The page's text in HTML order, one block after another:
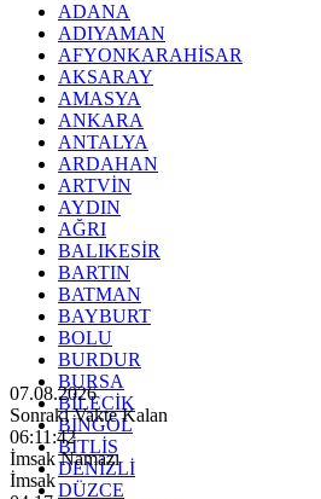
ADANA
ADIYAMAN
AFYONKARAHİSAR
AKSARAY
AMASYA
ANKARA
ANTALYA
ARDAHAN
ARTVİN
AYDIN
AĞRI
BALIKESİR
BARTIN
BATMAN
BAYBURT
BOLU
BURDUR
BURSA
BİLECİK
BİNGÖL
BİTLİS
DENİZLİ
DÜZCE
07.08.2026
Sonraki Vakte Kalan
06:11:40
İmsak Namazı
İmsak